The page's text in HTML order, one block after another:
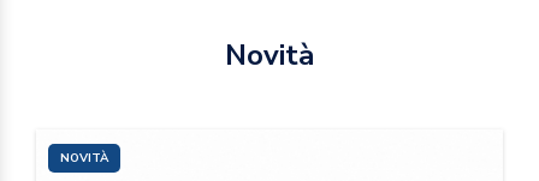
Novità
NOVITÀ